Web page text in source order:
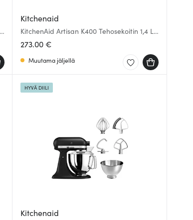
Kitchenaid
KitchenAid Artisan K400 Tehosekoitin 1,4 L
Kerma
273.00 €
Muutama jäljellä
Kitchenaid
HYVÄ DIILI